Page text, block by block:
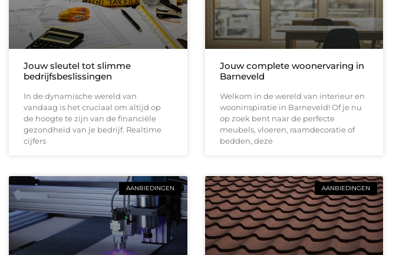
Jouw sleutel tot slimme
bedrijfsbeslissingen
In de dynamische wereld van
vandaag is het cruciaal om altijd op
de hoogte te zijn van de financiële
gezondheid van je bedrijf. Realtime
cijfers
Jouw complete woonervaring in
Barneveld
Welkom in de wereld van interieur en
wooninspiratie in Barneveld! Of je nu
op zoek bent naar de perfecte
meubels, vloeren, raamdecoratie of
bedden, deze
AANBIEDINGEN AANBIEDINGEN